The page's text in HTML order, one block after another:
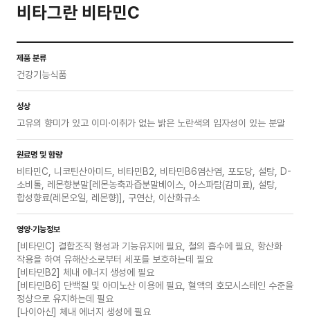
비타그란 비타민C
제품 분류
건강기능식품
성상
고유의 향미가 있고 이미·이취가 없는 밝은 노란색의 입자성이 있는 분말
원료명 및 함량
비타민C, 니코틴산아미드, 비타민B2, 비타민B6염산염, 포도당, 설탕, D-
소비톨, 레몬향분말[레몬농축과즙분말베이스, 아스파탐(감미료), 설탕,
합성향료(레몬오일, 레몬향)], 구연산, 이산화규소
영양·기능정보
[비타민C] 결합조직 형성과 기능유지에 필요, 철의 흡수에 필요, 항산화
작용을 하여 유해산소로부터 세포를 보호하는데 필요
[비타민B2] 체내 에너지 생성에 필요
[비타민B6] 단백질 및 아미노산 이용에 필요, 혈액의 호모시스테인 수준을
정상으로 유지하는데 필요
[나이아신] 체내 에너지 생성에 필요